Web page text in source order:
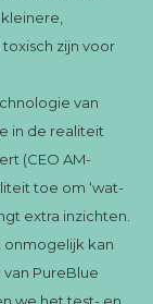
zijn voor
van
in de realiteit
(CEO AM-
toe om ‘wat-
extra inzichten.
onmogelijk kan
PureBlue